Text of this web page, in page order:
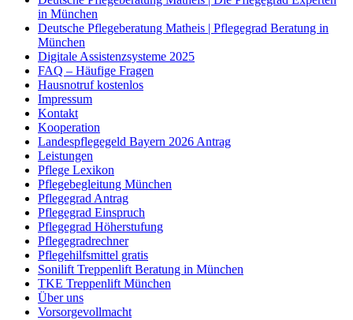
in München
Deutsche Pflegeberatung Matheis | Pflegegrad Beratung in
München
Digitale Assistenzsysteme 2025
FAQ – Häufige Fragen
Hausnotruf kostenlos
Impressum
Kontakt
Kooperation
Landespflegegeld Bayern 2026 Antrag
Leistungen
Pflege Lexikon
Pflegebegleitung München
Pflegegrad Antrag
Pflegegrad Einspruch
Pflegegrad Höherstufung
Pflegegradrechner
Pflegehilfsmittel gratis
Sonilift Treppenlift Beratung in München
TKE Treppenlift München
Über uns
Vorsorgevollmacht